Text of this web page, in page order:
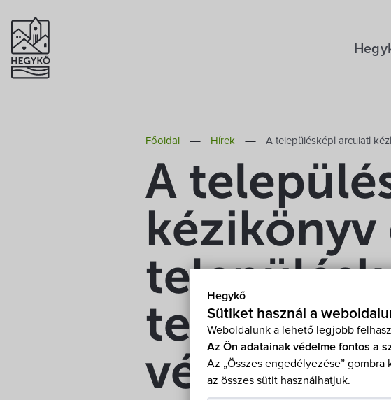
Hegykő
Sütiket használ a
Weboldalunk a lehető legjobb
Az Ön adatainak védelme fontos a
Az „Összes engedélyezése”
az összes sütit használhatjuk.
Főoldal Hírek A településképi arculati
A
kézikönyv